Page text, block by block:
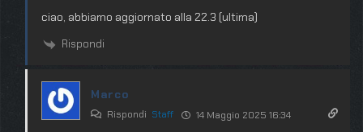
ciao, abbiamo aggiornato alla 22.3 (ultima)
Rispondi
Marco
Rispondi Staff 14 Maggio 2025 16:34